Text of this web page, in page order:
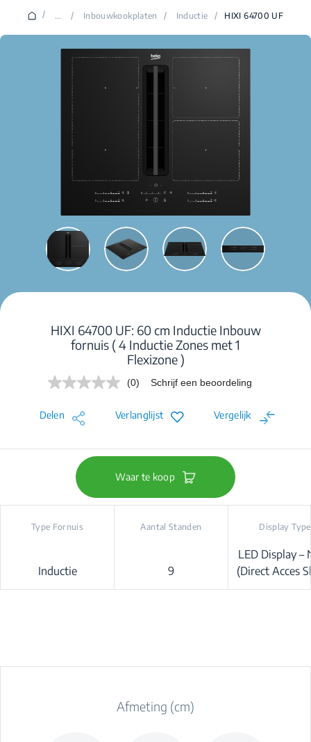
/ ... / Inbouwkookplaten / Inductie / HIXI 64700 UF
HIXI 64700 UF: 60 cm Inductie Inbouw
fornuis ( 4 Inductie Zones met 1
Flexizone )
Geen
Dezelfde
paginalink.
(0) Schrijf een beoordeling
Delen Verlanglijst Vergelijk
Waar te koop
Type Fornuis
Inductie
Aantal Standen
9
Display Type
LED Display –
(Direct Acces
Afmeting (cm)